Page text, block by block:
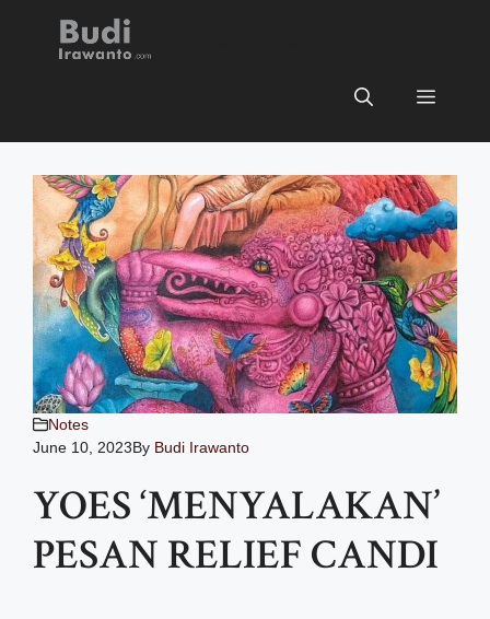
Menu
Notes
June 10, 2023By Budi Irawanto
YOES ‘MENYALAKAN’
PESAN RELIEF CANDI